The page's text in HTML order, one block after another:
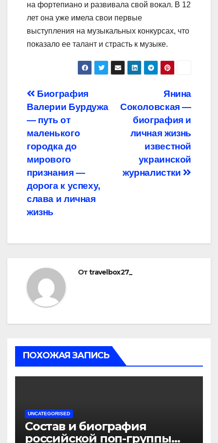
на фортепиано и развивала свой вокал. В 12
лет она уже имела свои первые
выступления на музыкальных конкурсах, что
показало ее талант и страсть к музыке.
Навигация
по
записям
Янина
Соколовская —
биография и
личная жизнь
известной
украинской
журналистки
Биография
Валерии Бурдужа
— путь от
маленького
городка до
мирового
признания —
дорога к успеху,
слава и личная
жизнь
Отtravelbox27_
ПОХОЖАЯ ЗАПИСЬ
UNCATEGORISED
Состав и биография
российской поп-группы